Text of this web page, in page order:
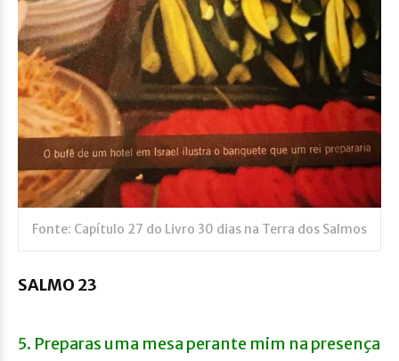
Fonte: Capítulo 27 do Livro 30 dias na Terra dos Salmos
SALMO 23
5. Preparas uma mesa perante mim na presença